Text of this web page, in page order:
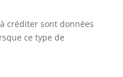
créditer sont données
ce type de